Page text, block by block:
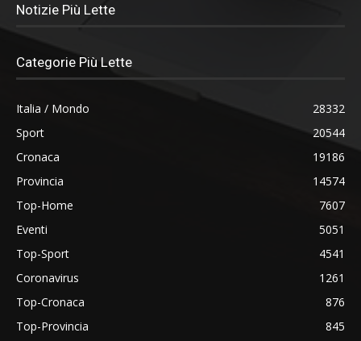
Notizie Più Lette
Categorie Più Lette
Italia / Mondo
28332
Sport
20544
Cronaca
19186
Provincia
14574
Top-Home
7607
Eventi
5051
Top-Sport
4541
Coronavirus
1261
Top-Cronaca
876
Top-Provincia
845